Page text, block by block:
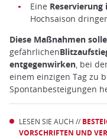
Eine Reservierung
Hochsaison
Diese Maßnahmen
gefährlichen
entgegenwirken, bei
einem einzigen Tag zu
Spontanbesteigungen
LESEN SIE AUCH //
VORSCHRIFTEN UND